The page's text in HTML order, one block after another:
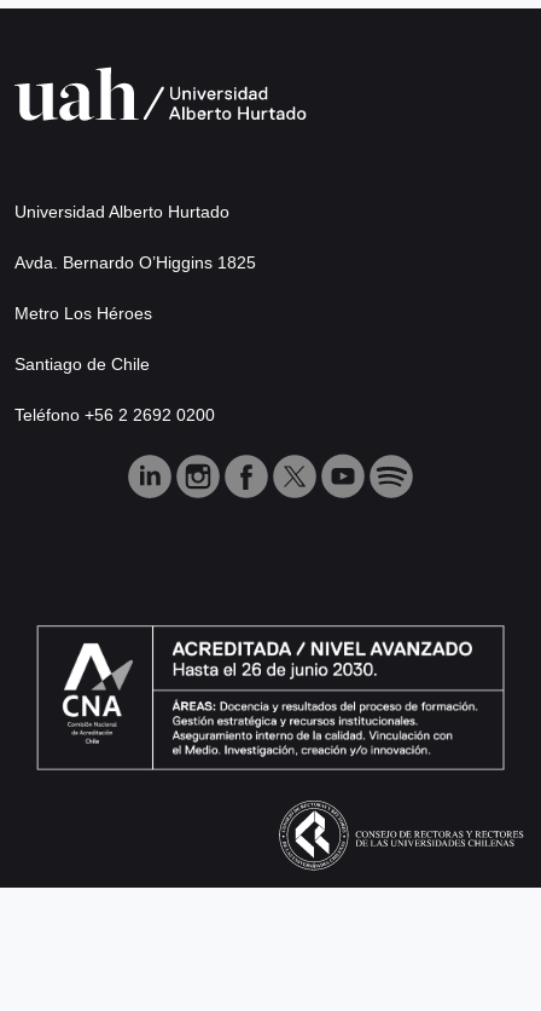
Universidad Alberto Hurtado
Avda. Bernardo O’Higgins 1825
Metro Los Héroes
Santiago de Chile
Teléfono +56 2 2692 0200